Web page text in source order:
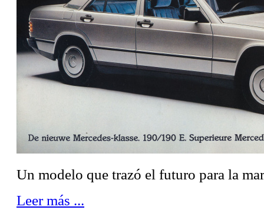
Un modelo que trazó el futuro para la
Leer más ...